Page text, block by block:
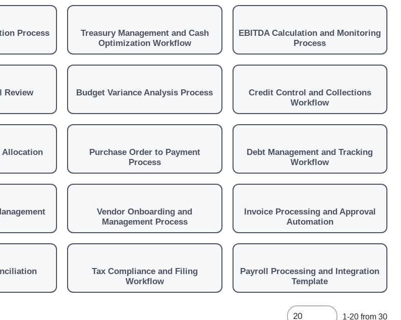
Process
Treasury Management and Cash
Optimization Workflow
EBITDA Calculation and Monitoring
Process
Review
Budget Variance Analysis Process
Credit Control and Collections
Workflow
Allocation
Purchase Order to Payment
Process
Debt Management and Tracking
Workflow
Vendor Onboarding and
Management Process
Invoice Processing and Approval
Automation
Tax Compliance and Filing
Workflow
Payroll Processing and Integration
Template
1-20 from 30